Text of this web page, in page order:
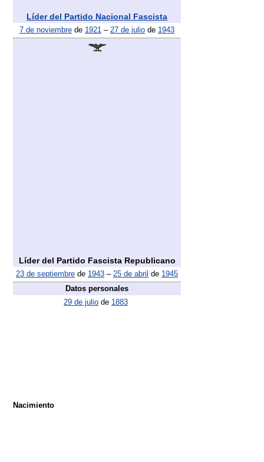
Líder del Partido Nacional Fascista
7 de noviembre de 1921 – 27 de julio de 1943
Líder del Partido Fascista Republicano
23 de septiembre de 1943 – 25 de abril de 1945
Datos personales
Nacimiento
29 de julio de 1883